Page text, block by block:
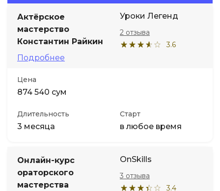
Актёрское
мастерство
Константин Райкин
Подробнее
Уроки Легенд
3.6
2 отзыва
Цена
874 540 сум
Длительность
3 месяца
Старт
в любое время
Онлайн-курс
ораторского
мастерства
OnSkills
3.4
3 отзыва
Менеджмент
Иностранные языки
Soft Skills
ДПО
Детям